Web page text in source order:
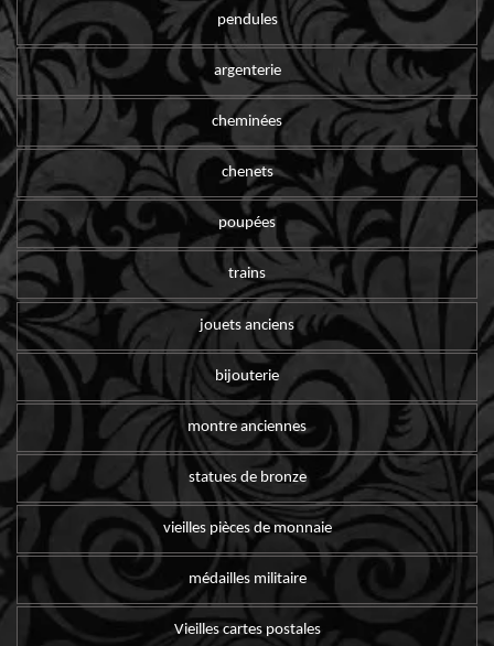
pendules
argenterie
cheminées
chenets
poupées
trains
jouets anciens
bijouterie
montre anciennes
statues de bronze
vieilles pièces de monnaie
médailles militaire
Vieilles cartes postales